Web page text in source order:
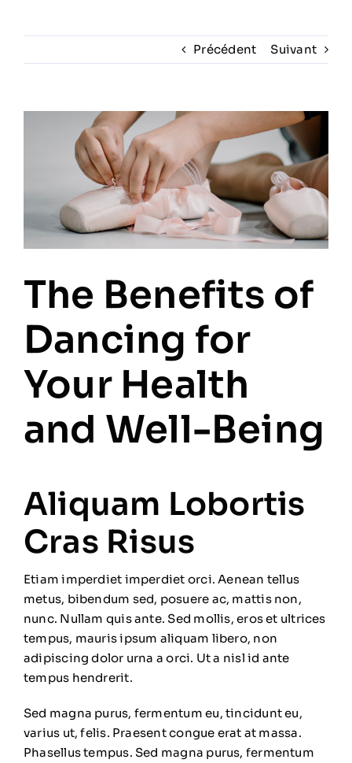
Formation
Précédent Suivant
agrandie
The Benefits of
Dancing for
Your Health
and Well-Being
Aliquam Lobortis
Cras Risus
Etiam imperdiet imperdiet orci. Aenean tellus
metus, bibendum sed, posuere ac, mattis non,
nunc. Nullam quis ante. Sed mollis, eros et ultrices
tempus, mauris ipsum aliquam libero, non
adipiscing dolor urna a orci. Ut a nisl id ante
tempus hendrerit.
Sed magna purus, fermentum eu, tincidunt eu,
varius ut, felis. Praesent congue erat at massa.
Phasellus tempus. Sed magna purus, fermentum